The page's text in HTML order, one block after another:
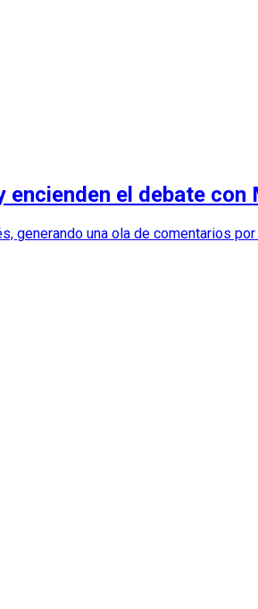
encienden el debate con
generando una ola de comentarios